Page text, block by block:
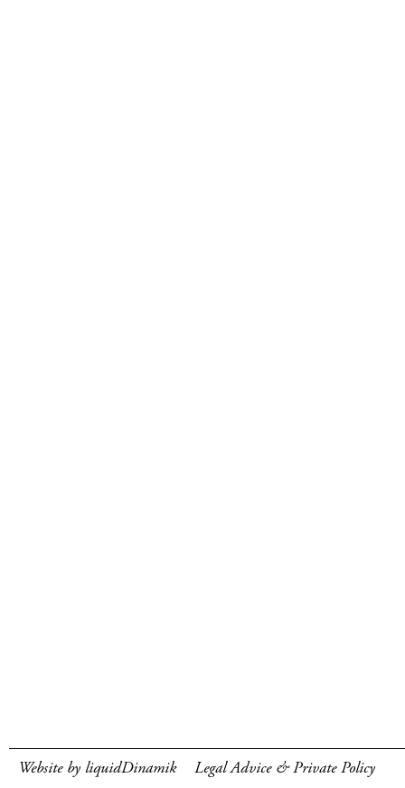
Website by liquidDinamik Legal Advice & Private Policy